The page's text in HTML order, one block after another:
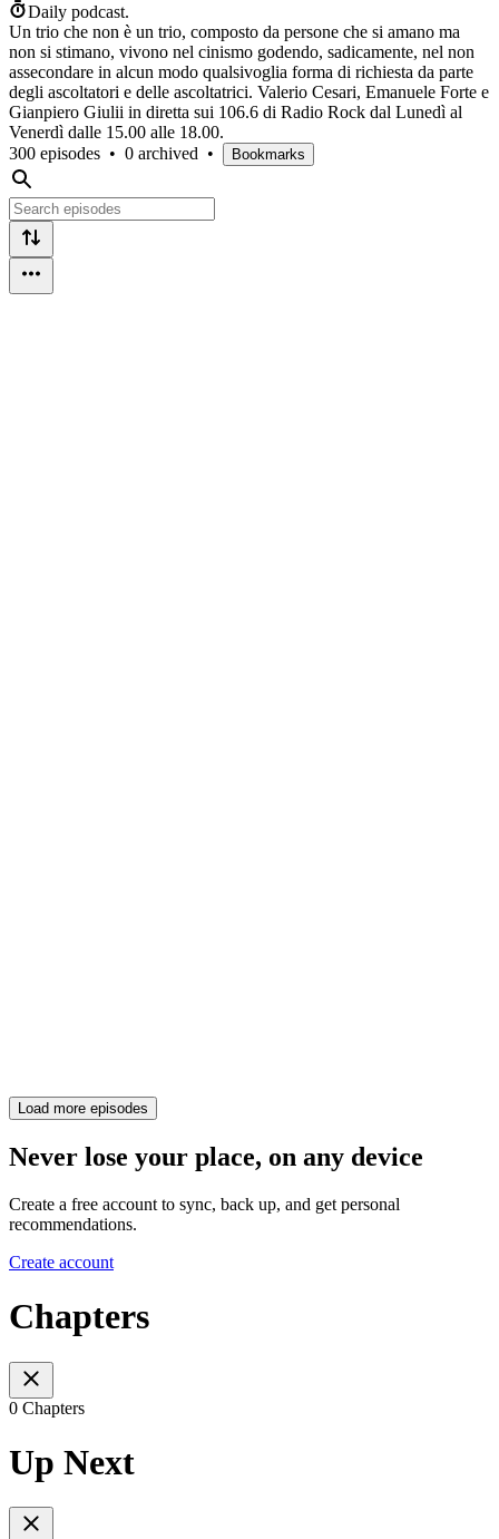
Daily podcast.
Un trio che non è un trio, composto da persone che si amano ma
non si stimano, vivono nel cinismo godendo, sadicamente, nel non
assecondare in alcun modo qualsivoglia forma di richiesta da parte
degli ascoltatori e delle ascoltatrici. Valerio Cesari, Emanuele Forte e
Gianpiero Giulii in diretta sui 106.6 di Radio Rock dal Lunedì al
Venerdì dalle 15.00 alle 18.00.
300 episodes • 0 archived • Bookmarks
Load more episodes
Never lose your place, on any device
Create a free account to sync, back up, and get personal
recommendations.
Create account
Chapters
0 Chapters
Up Next